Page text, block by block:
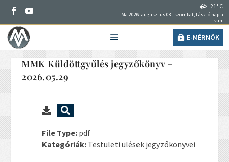
21° C
Ma 2026. augusztus 08., szombat, László napja
van.
E-MÉRNÖK
MMK Küldöttgyűlés jegyzőkönyv –
2026.05.29
File Type: pdf
Kategóriák: Testületi ülések jegyzőkönyvei